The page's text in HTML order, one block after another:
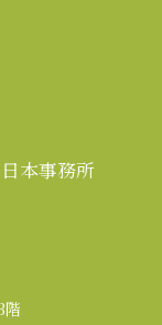
日本事務所